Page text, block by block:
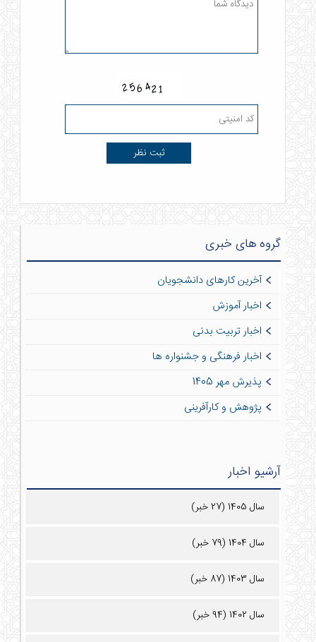
گروه های خبری
آخرین کارهای دانشجویان
اخبار آموزش
اخبار تربیت بدنی
اخبار فرهنگی و جشنواره ها
پذیرش مهر 1405
پژوهش و کارآفرینی
آرشیو اخبار
سال 1405 (27 خبر)
سال 1404 (79 خبر)
سال 1403 (87 خبر)
سال 1402 (94 خبر)